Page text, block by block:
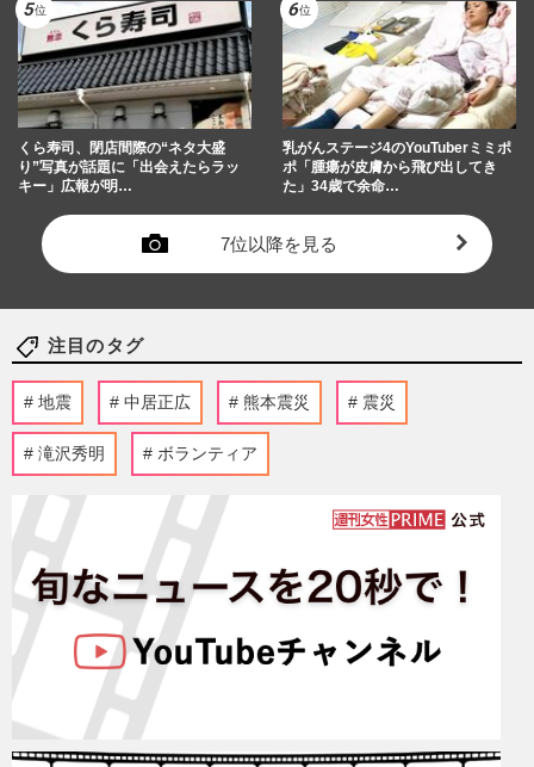
くら寿司、閉店間際の“ネタ大盛
り”写真が話題に「出会えたらラッ
キー」広報が明…
乳がんステージ4のYouTuberミミポ
ポ「腫瘍が皮膚から飛び出してき
た」34歳で余命…
7位以降を見る
注目のタグ
地震 中居正広 熊本震災 震災
滝沢秀明 ボランティア